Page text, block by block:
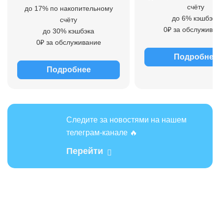
до 17% по накопительному
счёту
до 30% кэшбэка
0₽ за обслуживание
Подробнее
счёту
до 6% кэшбэка
0₽ за
Подробнее
Следите за новостями на нашем
телеграм-канале 🔥
Перейти